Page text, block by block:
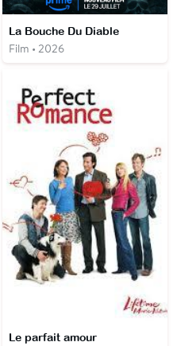
La Bouche Du Diable
Film • 2026
Le parfait amour